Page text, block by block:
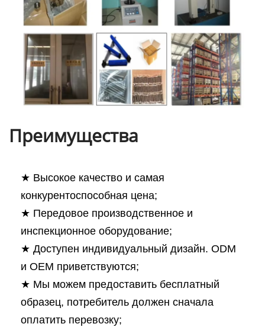
Преимущества
★ Высокое качество и самая
конкурентоспособная цена;
★ Передовое производственное и
инспекционное оборудование;
★ Доступен индивидуальный дизайн. ODM
и OEM приветствуются;
★ Мы можем предоставить бесплатный
образец, потребитель должен сначала
оплатить перевозку;